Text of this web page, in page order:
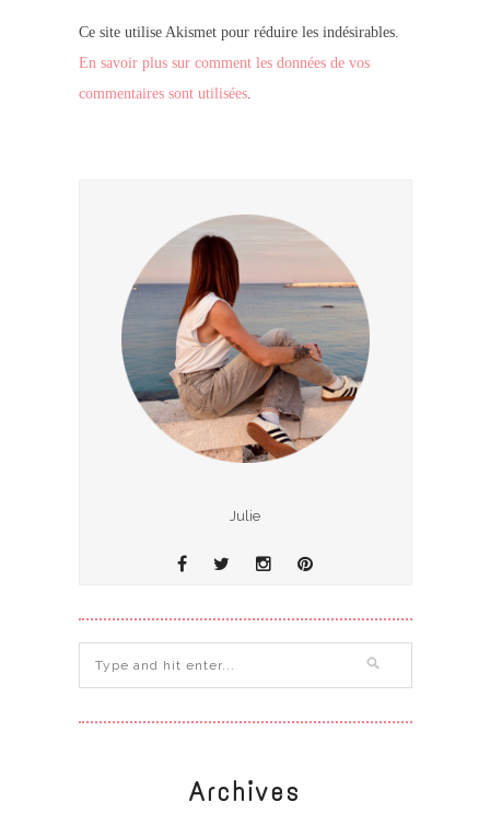
Ce site utilise Akismet pour réduire les indésirables.
En savoir plus sur comment les données de vos
commentaires sont utilisées.
Julie
Archives